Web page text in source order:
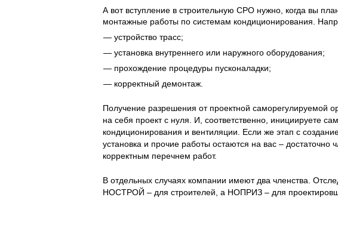
А вот вступление в строительную СРО нужно, когда вы
монтажные работы по системам кондиционирования.
устройство трасс;
установка внутреннего или наружного оборудования;
прохождение процедуры пусконаладки;
корректный демонтаж.
Получение разрешения от проектной саморегулируемой
на себя проект с нуля. И, соответственно, инициируете
кондиционирования и вентиляции. Если же этап с
установка и прочие работы остаются на вас – достаточно
корректным перечнем работ.
В отдельных случаях компании имеют два членства.
НОСТРОЙ – для строителей, а НОПРИЗ – для